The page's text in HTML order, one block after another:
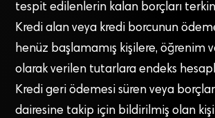
tespit edilenlerin kalan borçları
Kredi alan veya kredi borcunun
henüz başlamamış kişilere, öğrenim
olarak verilen tutarlara endeks
Kredi geri ödemesi süren veya
dairesine takip için bildirilmiş olan